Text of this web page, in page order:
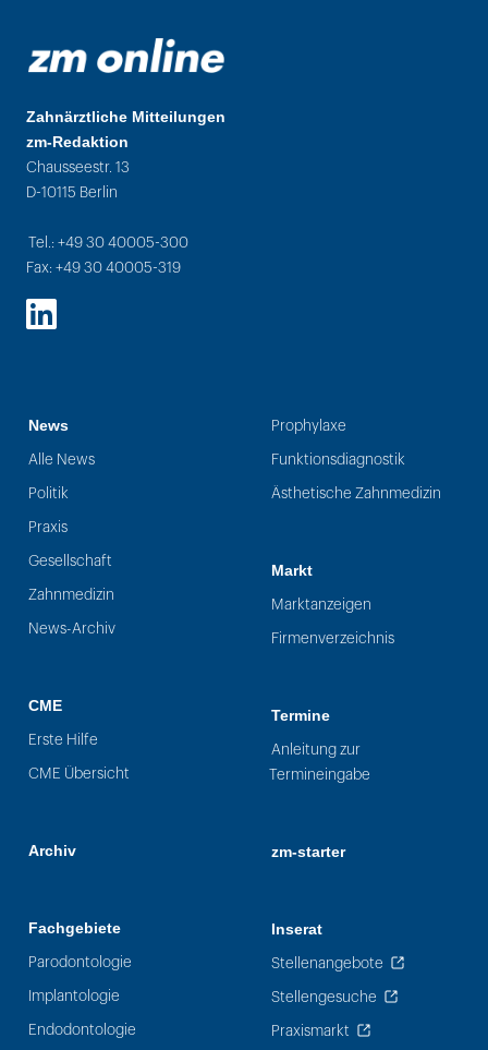
Zahnärztliche Mitteilungen
zm-Redaktion
Chausseestr. 13
D-10115 Berlin
Tel.: +49 30 40005-300
Fax: +49 30 40005-319
LinkedIn
News
Alle News
Politik
Praxis
Gesellschaft
Zahnmedizin
News-Archiv
CME
Erste Hilfe
CME Übersicht
Archiv
Fachgebiete
Parodontologie
Implantologie
Endodontologie
Prophylaxe
Funktionsdiagnostik
Ästhetische Zahnmedizin
Markt
Marktanzeigen
Firmenverzeichnis
Termine
Anleitung zur
Termineingabe
zm-starter
Inserat
Stellenangebote
Stellengesuche
Praxismarkt